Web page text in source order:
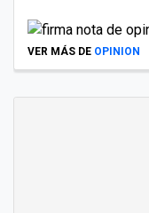
VER MÁS DE OPINION